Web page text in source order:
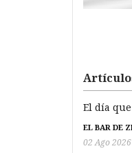
El día
EL BAR DE
02 Ago 2026